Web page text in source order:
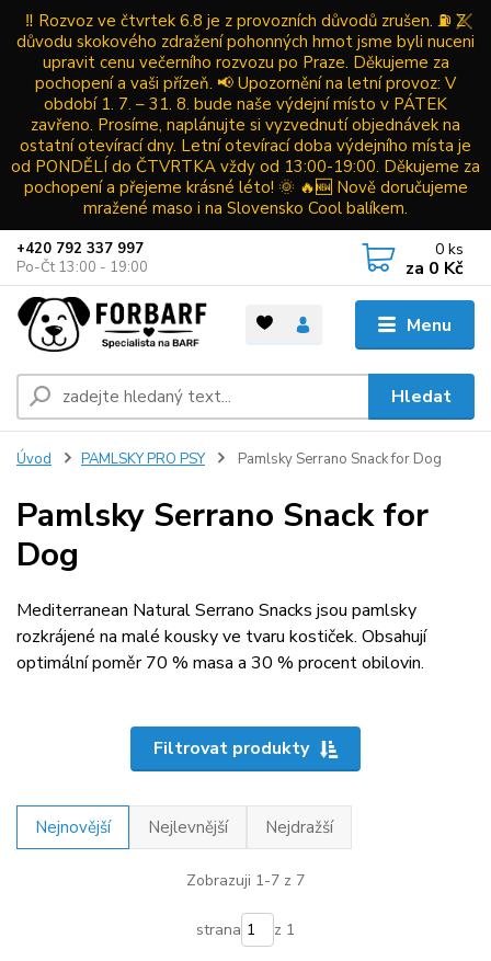
‼️ Rozvoz ve čtvrtek 6.8 je z provozních důvodů zrušen. ⛽ Z
důvodu skokového zdražení pohonných hmot jsme byli nuceni
upravit cenu večerního rozvozu po Praze. Děkujeme za
pochopení a vaši přízeň. 📢 Upozornění na letní provoz: V
období 1. 7. – 31. 8. bude naše výdejní místo v PÁTEK
zavřeno. Prosíme, naplánujte si vyzvednutí objednávek na
ostatní otevírací dny. Letní otevírací doba výdejního místa je
od PONDĚLÍ do ČTVRTKA vždy od 13:00-19:00. Děkujeme za
pochopení a přejeme krásné léto! 🌞 🔥🆕 Nově doručujeme
mražené maso i na Slovensko Cool balíkem.
Menu
Hledat
+420 792 337 997
Po-Čt 13:00 - 19:00
0 ks
za 0 Kč
Úvod PAMLSKY PRO PSY Pamlsky Serrano Snack for Dog
Pamlsky Serrano Snack for
Dog
Mediterranean Natural Serrano Snacks jsou pamlsky
rozkrájené na malé kousky ve tvaru kostiček. Obsahují
optimální poměr 70 % masa a 30 % procent obilovin.
Filtrovat produkty
Nejnovější Nejlevnější Nejdražší
Zobrazuji 1-7 z 7
strana z 1